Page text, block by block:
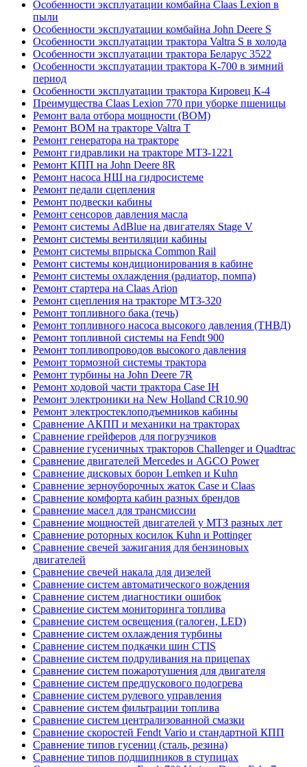
Особенности эксплуатации комбайна Claas Lexion в
пыли
Особенности эксплуатации комбайна John Deere S
Особенности эксплуатации трактора Valtra S в холода
Особенности эксплуатации трактора Беларус 3522
Особенности эксплуатации трактора К-700 в зимний
период
Особенности эксплуатации трактора Кировец К-4
Преимущества Claas Lexion 770 при уборке пшеницы
Ремонт вала отбора мощности (ВОМ)
Ремонт ВОМ на тракторе Valtra T
Ремонт генератора на тракторе
Ремонт гидравлики на тракторе МТЗ-1221
Ремонт КПП на John Deere 8R
Ремонт насоса НШ на гидросистеме
Ремонт педали сцепления
Ремонт подвески кабины
Ремонт сенсоров давления масла
Ремонт системы AdBlue на двигателях Stage V
Ремонт системы вентиляции кабины
Ремонт системы впрыска Common Rail
Ремонт системы кондиционирования в кабине
Ремонт системы охлаждения (радиатор, помпа)
Ремонт стартера на Claas Arion
Ремонт сцепления на тракторе МТЗ-320
Ремонт топливного бака (течь)
Ремонт топливного насоса высокого давления (ТНВД)
Ремонт топливной системы на Fendt 900
Ремонт топливопроводов высокого давления
Ремонт тормозной системы трактора
Ремонт турбины на John Deere 7R
Ремонт ходовой части трактора Case IH
Ремонт электроники на New Holland CR10.90
Ремонт электростеклоподъемников кабины
Сравнение АКПП и механики на тракторах
Сравнение грейферов для погрузчиков
Сравнение гусеничных тракторов Challenger и Quadtrac
Сравнение двигателей Mercedes и AGCO Power
Сравнение дисковых борон Lemken и Kuhn
Сравнение зерноуборочных жаток Case и Claas
Сравнение комфорта кабин разных брендов
Сравнение масел для трансмиссии
Сравнение мощностей двигателей у МТЗ разных лет
Сравнение роторных косилок Kuhn и Pottinger
Сравнение свечей зажигания для бензиновых
двигателей
Сравнение свечей накала для дизелей
Сравнение систем автоматического вождения
Сравнение систем диагностики ошибок
Сравнение систем мониторинга топлива
Сравнение систем освещения (галоген, LED)
Сравнение систем охлаждения турбины
Сравнение систем подкачки шин CTIS
Сравнение систем подруливания на прицепах
Сравнение систем пожаротушения для двигателя
Сравнение систем предпускового подогрева
Сравнение систем рулевого управления
Сравнение систем фильтрации топлива
Сравнение систем централизованной смазки
Сравнение скоростей Fendt Vario и стандартной КПП
Сравнение типов гусениц (сталь, резина)
Сравнение типов подшипников в ступицах